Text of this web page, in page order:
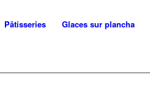
Pâtisseries Glaces sur plancha